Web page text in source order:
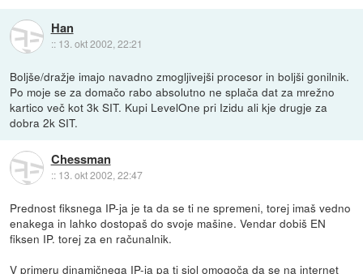
Han
:: 13. okt 2002, 22:21
Boljše/dražje imajo navadno zmogljivejši procesor in boljši gonilnik.
Po moje se za domačo rabo absolutno ne splača dat za mrežno
kartico več kot 3k SIT. Kupi LevelOne pri Izidu ali kje drugje za
dobra 2k SIT.
Chessman
:: 13. okt 2002, 22:47
Prednost fiksnega IP-ja je ta da se ti ne spremeni, torej imaš vedno
enakega in lahko dostopaš do svoje mašine. Vendar dobiš EN
fiksen IP. torej za en računalnik.
V primeru dinamičnega IP-ja pa ti siol omogoča da se na internet